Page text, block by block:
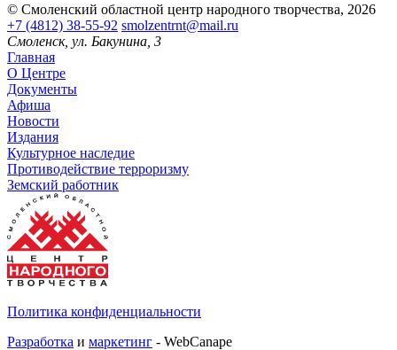
© Смоленский областной центр народного творчества, 2026
+7 (4812) 38-55-92 smolzentrnt@mail.ru
Смоленск, ул. Бакунина, 3
Главная
О Центре
Документы
Афиша
Новости
Издания
Культурное наследие
Противодействие терроризму
Земский работник
Политика конфиденциальности
Разработка и маркетинг - WebCanape